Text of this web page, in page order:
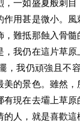
一如盛夏般刺目
作用甚是微小。
，難抵那蝕入骨
，我仍在這片草
，我仍頑強且不
美的景色。雖然
現在去壩上草原
的人，就是喜歡